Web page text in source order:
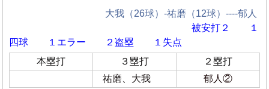
大我（26球）-祐磨（12球）----郁人
被安打２ １
四球
１エラー ２盗塁 １失点
本塁打
３塁打
２塁打
祐磨、大我
郁人②